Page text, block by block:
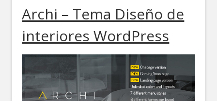
Archi – Tema Diseño de
interiores WordPress